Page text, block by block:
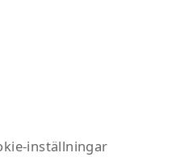
inställningar